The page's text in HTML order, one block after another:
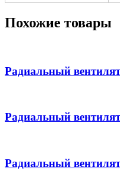
Похожие товары
Радиальный
Радиальный
Радиальный